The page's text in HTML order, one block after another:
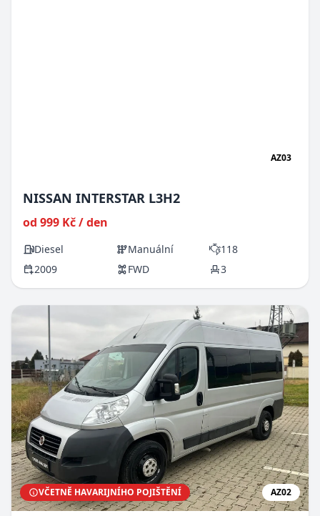
AZ03
NISSAN INTERSTAR L3H2
od 999 Kč / den
Diesel Manuální
118
2009
FWD 3
VČETNĚ HAVARIJNÍHO POJIŠTĚNÍ AZ02